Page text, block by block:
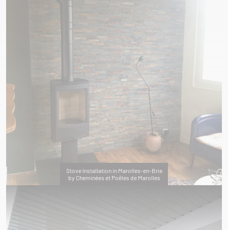
Stove Installation in Marolles-en-Brie
by Cheminées et Poêles de Marolles